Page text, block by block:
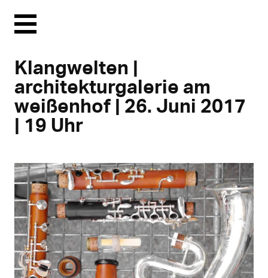
Menu
Klangwelten |
architekturgalerie am
weißenhof | 26. Juni 2017
| 19 Uhr